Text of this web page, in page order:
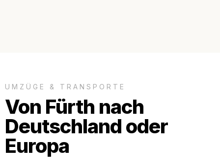
UMZÜGE & TRANSPORTE
Von Fürth nach
Deutschland oder
Europa